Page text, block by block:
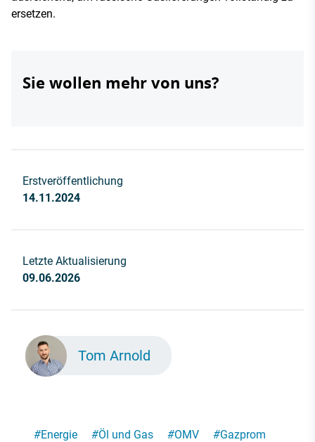
ersetzen.
Sie wollen mehr von uns?
Erstveröffentlichung
14.11.2024
Letzte Aktualisierung
09.06.2026
Tom Arnold
#Energie #Öl und Gas #OMV #Gazprom